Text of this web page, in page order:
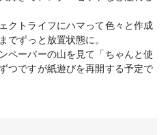
クトライフにハマって色々と作成
でずっと放置状態に。
ペーパーの山を見て「ちゃんと使
つですが紙遊びを再開する予定で